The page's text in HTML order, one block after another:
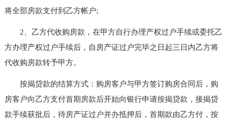
将全部房款支付到乙方帐户;
2、乙方代收购房款，在甲方自行办理产权过户手续或委托乙
方办理产权过户手续后，自房产证过户完毕之日起三日内乙方将
代收购房款转予甲方。
按揭贷款的结算方式：购房客户与甲方签订购房合同后，购
房客户向乙方支付首期房款后开始向银行申请按揭贷款，接揭贷
款手续获批后，待房产证过户并办抵押后，首期款由乙方付，按